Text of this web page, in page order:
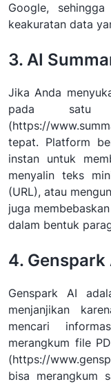
Google,
keakuratan data
3. AI
Jika Anda
pada satu
(https://
tepat. Platform
instan untuk
menyalin teks
(URL), atau
juga
dalam bentuk
4. Genspark
Genspark AI
menjanjikan
mencari
merangkum file
(https://
bisa merangkum